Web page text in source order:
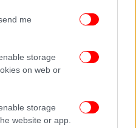
me
storage
on web or
storage
website or app.
/Φωτογραφία: The LIFE Picture
έχει μετανιώσει,
του 1983,
ως «την πιο